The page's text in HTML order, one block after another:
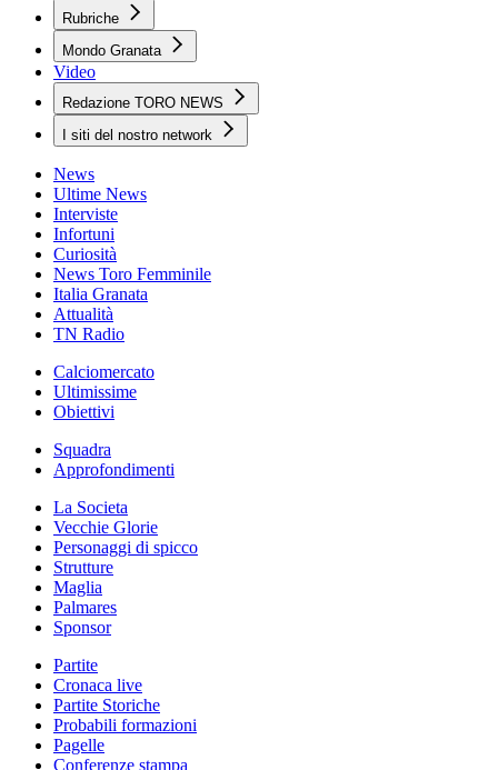
Rubriche
Mondo Granata
Video
Redazione TORO NEWS
I siti del nostro network
News
Ultime News
Interviste
Infortuni
Curiosità
News Toro Femminile
Italia Granata
Attualità
TN Radio
Calciomercato
Ultimissime
Obiettivi
Squadra
Approfondimenti
La Societa
Vecchie Glorie
Personaggi di spicco
Strutture
Maglia
Palmares
Sponsor
Partite
Cronaca live
Partite Storiche
Probabili formazioni
Pagelle
Conferenze stampa